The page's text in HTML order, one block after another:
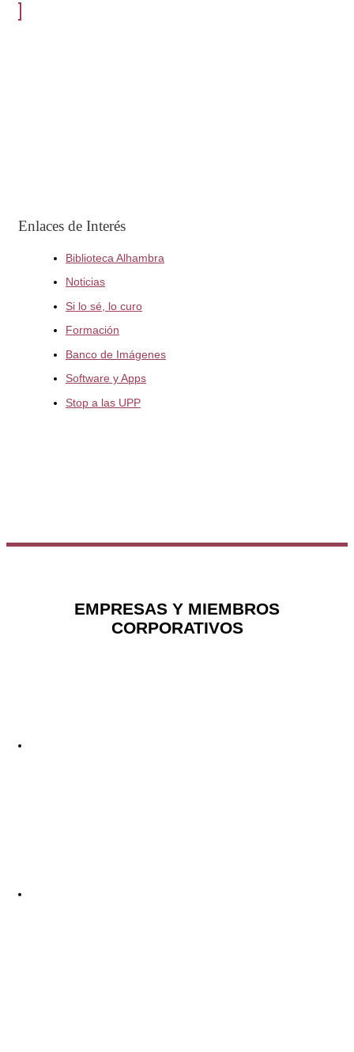
Enlaces de Interés
Biblioteca Alhambra
Noticias
Si lo sé, lo curo
Formación
Banco de Imágenes
Software y Apps
Stop a las UPP
EMPRESAS Y MIEMBROS
CORPORATIVOS